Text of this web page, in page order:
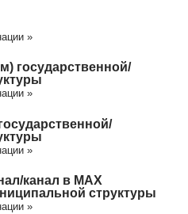
»
государственной/
»
»
канал в МАХ
структуры
»